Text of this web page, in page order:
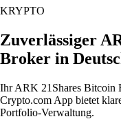
KRYPTO
Zuverlässiger
Broker in
Ihr ARK 21Shares Bitcoin
Crypto.com App bietet
Portfolio-Verwaltung.